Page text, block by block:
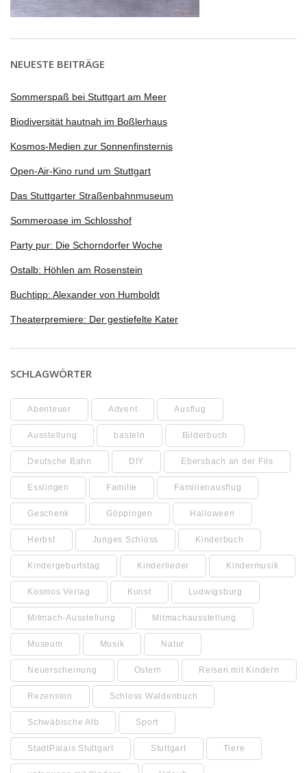
NEUESTE BEITRÄGE
Sommerspaß bei Stuttgart am Meer
Biodiversität hautnah im Boßlerhaus
Kosmos-Medien zur Sonnenfinsternis
Open-Air-Kino rund um Stuttgart
Das Stuttgarter Straßenbahnmuseum
Sommeroase im Schlosshof
Party pur: Die Schorndorfer Woche
Ostalb: Höhlen am Rosenstein
Buchtipp: Alexander von Humboldt
Theaterpremiere: Der gestiefelte Kater
SCHLAGWÖRTER
Abenteuer Advent Ausflug
Ausstellung basteln Bilderbuch
Deutsche Bahn DIY Ebersbach an der Fils
Esslingen Familie Familienausflug
Geschenk Göppingen Halloween
Herbst Junges Schloss Kinderbuch
Kindergeburtstag Kinderlieder Kindermusik
Kosmos Verlag Kunst Ludwigsburg
Mitmach-Ausstellung Mitmachausstellung
Museum Musik Natur
Neuerscheinung Ostern Reisen mit Kindern
Rezension Schloss Waldenbuch
Schwäbische Alb Sport
StadtPalais Stuttgart Stuttgart Tiere